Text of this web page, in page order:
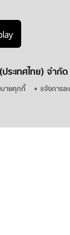
ระเทศไทย) จำกัด
ายคุกกี้ แจ้งการล